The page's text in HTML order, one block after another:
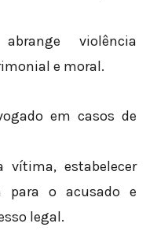
violência
e moral.
em casos de
vítima, estabelecer
para o acusado e
legal.